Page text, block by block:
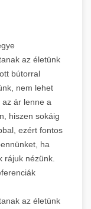
az életünk
bútorral
nem lehet
ár lenne a
hiszen sokáig
ezért fontos
ha
rájuk nézünk.
az életünk